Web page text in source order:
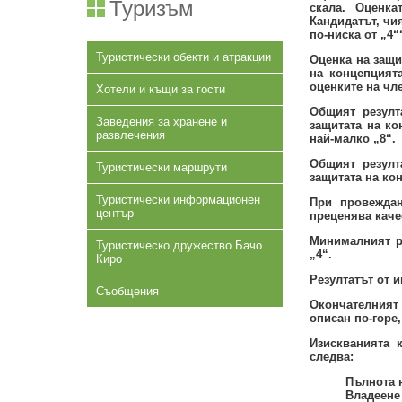
Туризъм
Туристически обекти и атракции
Хотели и къщи за гости
Заведения за хранене и
развлечения
Туристически маршрути
Туристически информационен
център
Туристическо дружество Бачо
Киро
Съобщения
скала.
Кандидатът,
по-ниска от
Оценка на
на
оценките на
Общият
защитата на
най-малко „8“.
Общият
защитата на
При
преценява
Минималният
„4“.
Резултатът от
Окончателният
описан по-
Изискванията
следва:
Пълнота